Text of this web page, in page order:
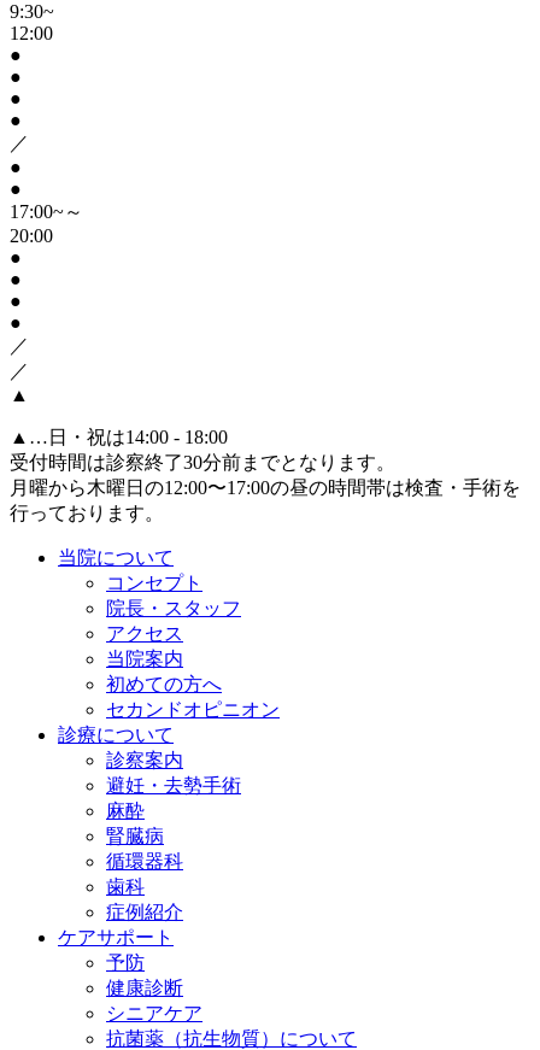
9:30~
12:00
●
●
●
●
／
●
●
17:00~～
20:00
●
●
●
●
／
／
▲
▲ …日・祝は14:00 - 18:00
受付時間は診察終了30分前までとなります。
月曜から木曜日の12:00〜17:00の昼の時間帯は検査・手術を
行っております。
当院について
コンセプト
院長・スタッフ
アクセス
当院案内
初めての方へ
セカンドオピニオン
診療について
診察案内
避妊・去勢手術
麻酔
腎臓病
循環器科
歯科
症例紹介
ケアサポート
予防
健康診断
シニアケア
抗菌薬（抗生物質）について